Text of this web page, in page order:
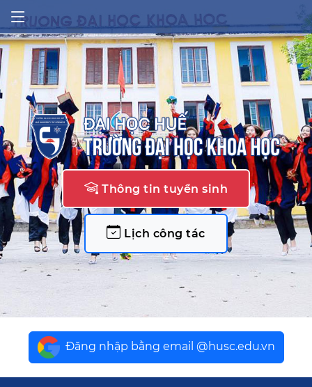
Thông tin tuyển sinh
Lịch công tác
Đăng nhập bằng email @husc.edu.vn